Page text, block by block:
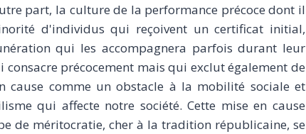
part, la culture de la performance précoce dont il
d'individus qui reçoivent un certificat initial,
qui les accompagnera parfois durant leur
consacre précocement mais qui exclut également de
cause comme un obstacle à la mobilité sociale et
qui affecte notre société. Cette mise en cause
de méritocratie, cher à la tradition républicaine, se